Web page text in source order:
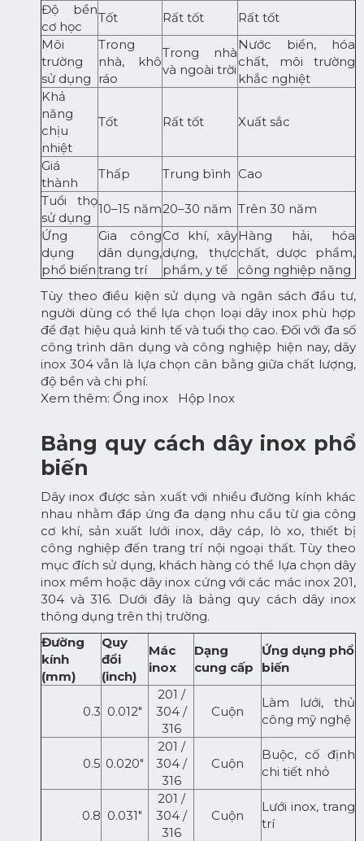
Độ bền
cơ học
Tốt Rất tốt
Rất tốt
Môi
trường
sử dụng
Trong
nhà, khô
ráo
Trong nhà
và ngoài trời
Nước biển, hóa
chất, môi trường
khắc nghiệt
Khả
năng
chịu
nhiệt
Tốt Rất tốt Xuất sắc
Giá
thành
Thấp Trung bình Cao
Tuổi thọ
sử dụng
10–15 năm20–30 năm Trên 30 năm
Ứng
dụng
phổ biến
Gia công
dân dụng,
trang trí
Cơ khí, xây
dựng, thực
phẩm, y tế
Hàng hải, hóa
chất, dược phẩm,
công nghiệp nặng
Tùy theo điều kiện sử dụng và ngân sách đầu tư,
người dùng có thể lựa chọn loại dây inox phù hợp
để đạt hiệu quả kinh tế và tuổi thọ cao. Đối với đa số
công trình dân dụng và công nghiệp hiện nay, dây
inox 304 vẫn là lựa chọn cân bằng giữa chất lượng,
độ bền và chi phí.
Xem thêm: Ống inox Hộp Inox
Bảng quy cách dây inox phổ
biến
Dây inox được sản xuất với nhiều đường kính khác
nhau nhằm đáp ứng đa dạng nhu cầu từ gia công
cơ khí, sản xuất lưới inox, dây cáp, lò xo, thiết bị
công nghiệp đến trang trí nội ngoại thất. Tùy theo
mục đích sử dụng, khách hàng có thể lựa chọn dây
inox mềm hoặc dây inox cứng với các mác inox 201,
304 và 316. Dưới đây là bảng quy cách dây inox
thông dụng trên thị trường.
Đường
kính
(mm)
Quy
đổi
(inch)
Mác
inox
Dạng
cung cấp
Ứng dụng phổ
biến
0.3 0.012"
201 /
304 /
316
Cuộn
Làm lưới, thủ
công mỹ nghệ
0.5 0.020"
201 /
304 /
316
Cuộn
Buộc, cố định
chi tiết nhỏ
0.8 0.031"
201 /
304 /
316
Cuộn
Lưới inox, trang
trí